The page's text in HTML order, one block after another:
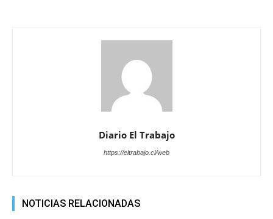
Diario El Trabajo
https://eltrabajo.cl/web
NOTICIAS RELACIONADAS